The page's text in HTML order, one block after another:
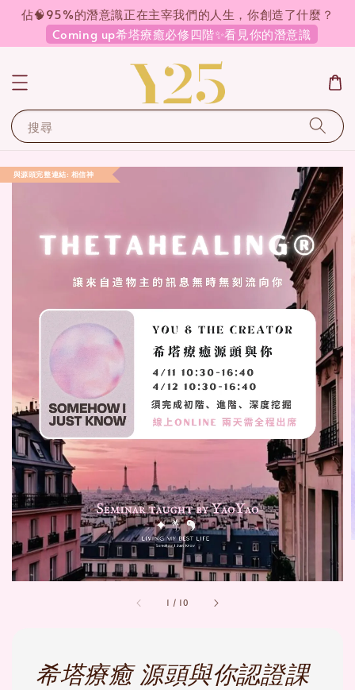
佔🧠95%的潛意識正在主宰我們的人生，你創造了什麼？
Coming up希塔療癒必修四階✨看見你的潛意識
搜尋
1 / 10
與源頭完整連結: 相信神
希塔療癒 源頭與你認證課